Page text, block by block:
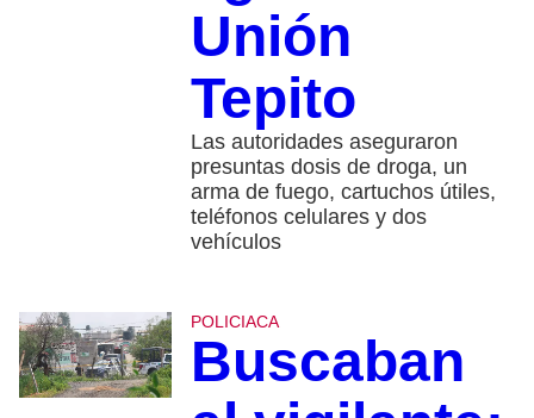
Unión
Tepito
Las autoridades aseguraron
presuntas dosis de droga, un
arma de fuego, cartuchos útiles,
teléfonos celulares y dos
vehículos
POLICIACA
Buscaban